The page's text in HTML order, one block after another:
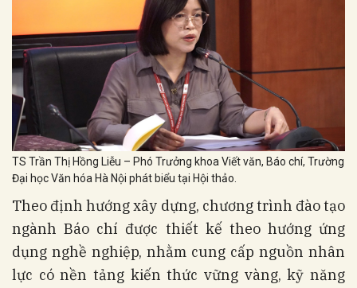
TS Trần Thị Hồng Liễu – Phó Trưởng khoa Viết văn, Báo chí, Trường
Đại học Văn hóa Hà Nội phát biểu tại Hội thảo.
Theo định hướng xây dựng, chương trình đào tạo
ngành Báo chí được thiết kế theo hướng ứng
dụng nghề nghiệp, nhằm cung cấp nguồn nhân
lực có nền tảng kiến thức vững vàng, kỹ năng